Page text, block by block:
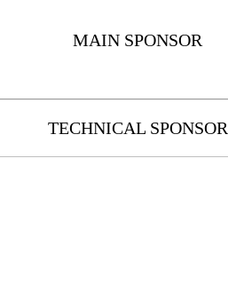
MAIN SPONSOR
TECHNICAL SPONSOR